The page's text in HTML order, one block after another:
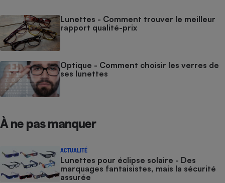
Lunettes - Comment trouver le meilleur
rapport qualité-prix
Optique - Comment choisir les verres de
ses lunettes
À ne pas manquer
ACTUALITÉ
Lunettes pour éclipse solaire - Des
marquages fantaisistes, mais la sécurité
assurée